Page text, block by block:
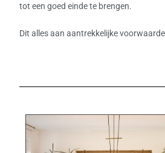
tot een goed einde te brengen.
Dit alles aan aantrekkelijke